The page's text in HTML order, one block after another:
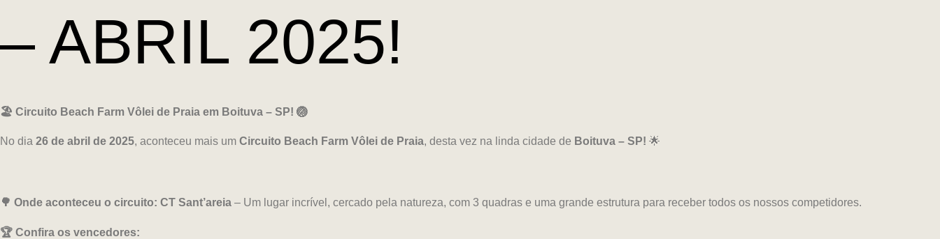
– ABRIL 2025!
🏖️ Circuito Beach Farm Vôlei de Praia em Boituva – SP! 🏐
No dia 26 de abril de 2025, aconteceu mais um Circuito Beach Farm Vôlei de Praia, desta vez na linda cidade de Boituva – SP! 🌟
🌳 Onde aconteceu o circuito: CT Sant’areia – Um lugar incrível, cercado pela natureza, com 3 quadras e uma grande estrutura para receber todos os nossos competidores.
🏆 Confira os vencedores: